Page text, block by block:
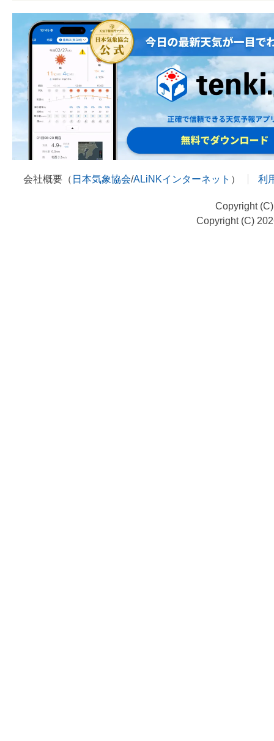
会社概要（ 日本気象協会/ALiNKインターネット ） 利
Copyright
Copyright (C)